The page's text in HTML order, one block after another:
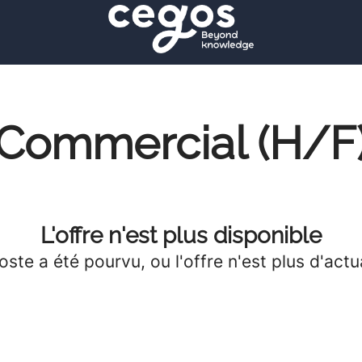
(H/
L'offre n'est plus disponible
a été pourvu, ou l'offre n'est plus